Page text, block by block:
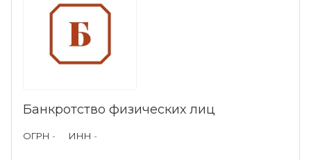
Банкротство физических лиц
ОГРН - ИНН -